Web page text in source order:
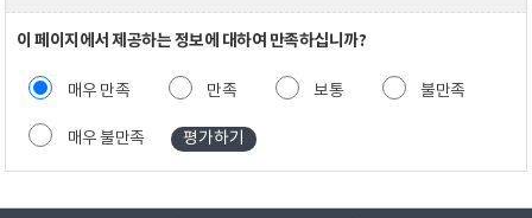
이 페이지에서 제공하는 정보에 대하여 만족하십니까?
매우 만족 만족 보통 불만족
매우 불만족